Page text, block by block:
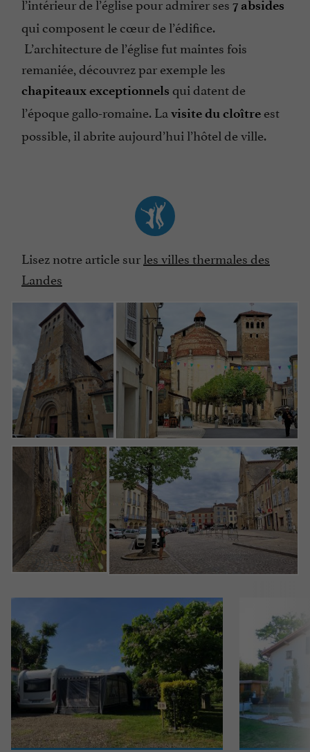
7 absides
qui composent le cœur de l’édifice.
L’architecture de l’église fut maintes fois
remaniée, découvrez par exemple les
chapiteaux exceptionnels qui datent de
l’époque gallo-romaine. La visite du cloître est
possible, il abrite aujourd’hui l’hôtel de ville.
Lisez notre article surles villes thermales des
Landes